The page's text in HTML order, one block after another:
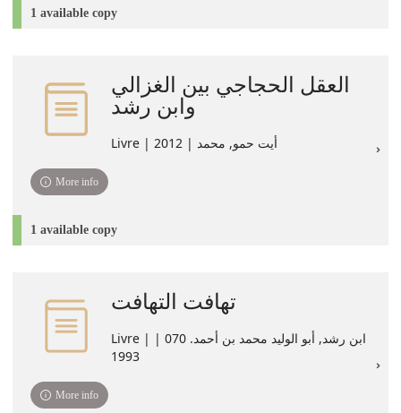
1 available copy
العقل الحجاجي بين الغزالي
وابن رشد
Livre | أيت حمو, محمد | 2012
More info
1 available copy
تهافت التهافت
Livre | ابن رشد, أبو الوليد محمد بن أحمد. 070 |
1993
More info